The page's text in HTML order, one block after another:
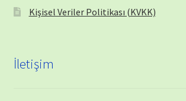
Kişisel Veriler Politikası (KVKK)
İletişim